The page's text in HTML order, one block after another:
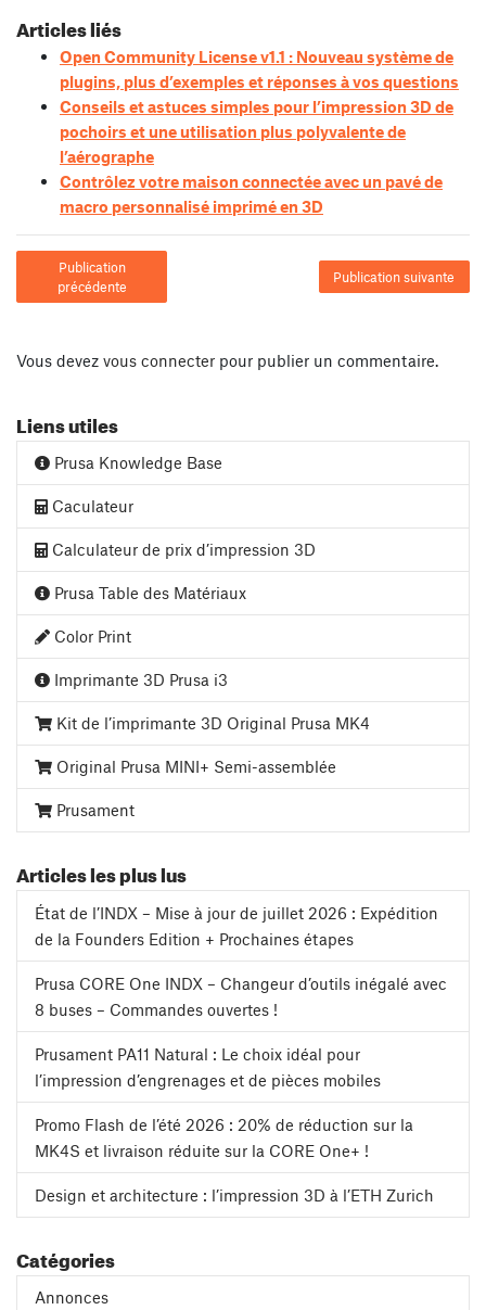
Articles liés
Open Community License v1.1 : Nouveau système de
plugins, plus d’exemples et réponses à vos questions
Conseils et astuces simples pour l’impression 3D de
pochoirs et une utilisation plus polyvalente de
l’aérographe
Contrôlez votre maison connectée avec un pavé de
macro personnalisé imprimé en 3D
Publication
précédente
Publication suivante
Vous devez vous connecter pour publier un commentaire.
Liens utiles
Prusa Knowledge Base
Caculateur
Calculateur de prix d’impression 3D
Prusa Table des Matériaux
Color Print
Imprimante 3D Prusa i3
Kit de l’imprimante 3D Original Prusa MK4
Original Prusa MINI+ Semi-assemblée
Prusament
Articles les plus lus
État de l’INDX – Mise à jour de juillet 2026 : Expédition
de la Founders Edition + Prochaines étapes
Prusa CORE One INDX – Changeur d’outils inégalé avec
8 buses – Commandes ouvertes !
Prusament PA11 Natural : Le choix idéal pour
l’impression d’engrenages et de pièces mobiles
Promo Flash de l’été 2026 : 20% de réduction sur la
MK4S et livraison réduite sur la CORE One+ !
Design et architecture : l’impression 3D à l’ETH Zurich
Catégories
Annonces